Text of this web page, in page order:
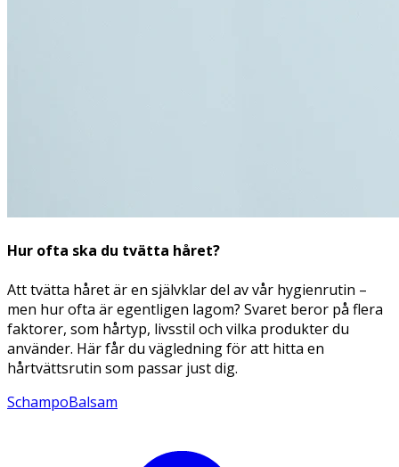
Hur ofta ska du tvätta håret?
Att tvätta håret är en självklar del av vår hygienrutin –
men hur ofta är egentligen lagom? Svaret beror på flera
faktorer, som hårtyp, livsstil och vilka produkter du
använder. Här får du vägledning för att hitta en
hårtvättsrutin som passar just dig.
SchampoBalsam